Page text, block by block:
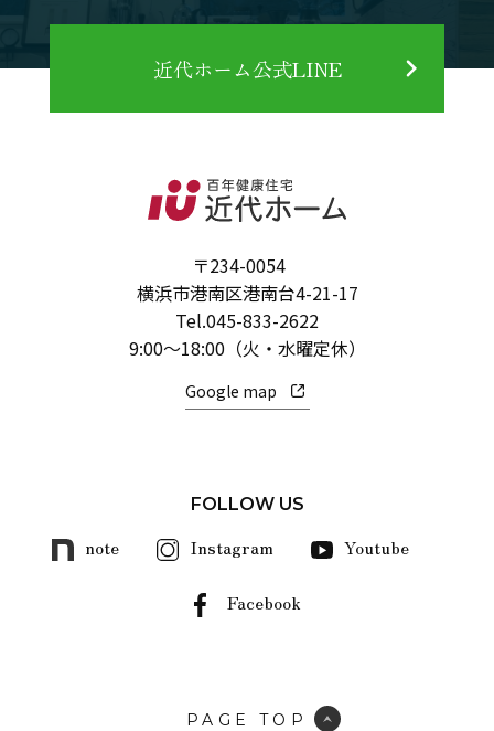
近代ホーム公式LINE
〒234-0054
横浜市港南区港南台4-21-17
Tel.045-833-2622
9:00～18:00（火・水曜定休）
Google map
FOLLOW US
note Instagram Youtube
Facebook
PAGE TOP